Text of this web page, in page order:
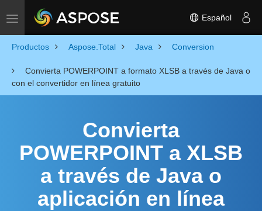
Toggle navigation Español
Productos Aspose.Total Java Conversion
Convierta POWERPOINT a formato XLSB a través de Java o
con el convertidor en línea gratuito
Convierta
POWERPOINT a XLSB
a través de Java o
aplicación en línea